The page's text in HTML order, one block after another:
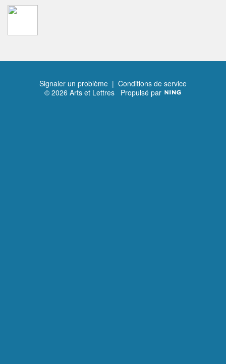
Signaler un problème | Conditions de service
© 2026 Arts et Lettres Propulsé par